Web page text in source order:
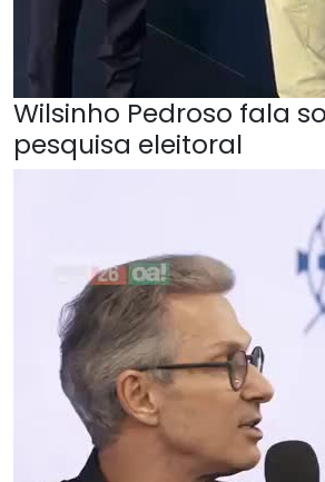
Wilsinho Pedroso fala
pesquisa eleitoral